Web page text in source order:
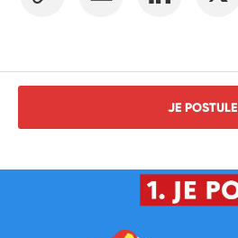
JE POSTULE